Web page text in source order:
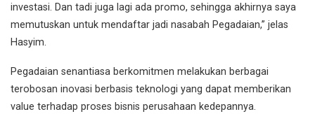
investasi. Dan tadi juga lagi ada promo, sehingga akhirnya saya
memutuskan untuk mendaftar jadi nasabah Pegadaian,” jelas
Hasyim.
Pegadaian senantiasa berkomitmen melakukan berbagai
terobosan inovasi berbasis teknologi yang dapat memberikan
value terhadap proses bisnis perusahaan kedepannya.